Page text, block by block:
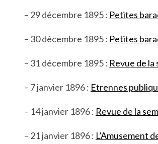
– 29 décembre 1895 : Petites
– 30 décembre 1895 : Petites
– 31 décembre 1895 : Revue de la
– 7 janvier 1896 : Etrennes
– 14 janvier 1896 : Revue de la
– 21 janvier 1896 : L’Amusement